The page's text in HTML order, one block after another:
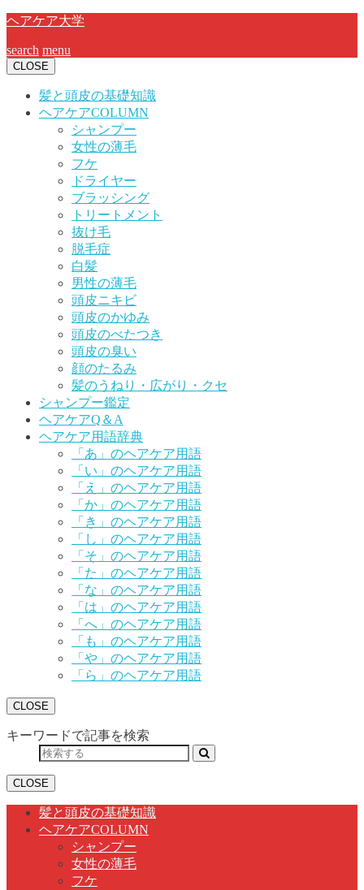
ヘアケア大学
search menu
CLOSE
髪と頭皮の基礎知識
ヘアケアCOLUMN
シャンプー
女性の薄毛
フケ
ドライヤー
ブラッシング
トリートメント
抜け毛
脱毛症
白髪
男性の薄毛
頭皮ニキビ
頭皮のかゆみ
頭皮のべたつき
頭皮の臭い
顔のたるみ
髪のうねり・広がり・クセ
シャンプー鑑定
ヘアケアQ＆A
ヘアケア用語辞典
「あ」のヘアケア用語
「い」のヘアケア用語
「え」のヘアケア用語
「か」のヘアケア用語
「き」のヘアケア用語
「し」のヘアケア用語
「そ」のヘアケア用語
「た」のヘアケア用語
「な」のヘアケア用語
「は」のヘアケア用語
「へ」のヘアケア用語
「も」のヘアケア用語
「や」のヘアケア用語
「ら」のヘアケア用語
CLOSE
キーワードで記事を検索
CLOSE
髪と頭皮の基礎知識
ヘアケアCOLUMN
シャンプー
女性の薄毛
フケ